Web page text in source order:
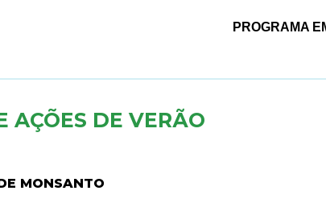
PROGRAMA
AÇÕES DE VERÃO
MONSANTO